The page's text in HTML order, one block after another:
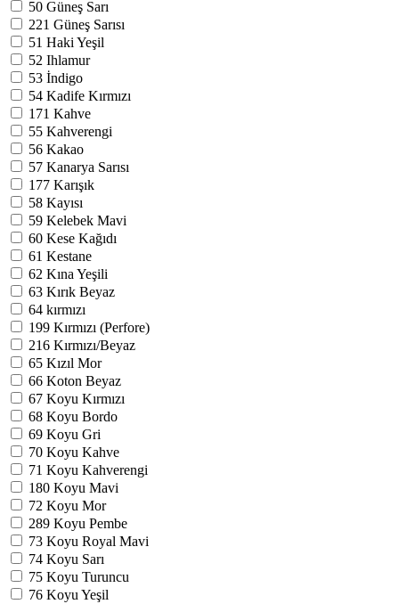
50 Güneş Sarı
221 Güneş Sarısı
51 Haki Yeşil
52 Ihlamur
53 İndigo
54 Kadife Kırmızı
171 Kahve
55 Kahverengi
56 Kakao
57 Kanarya Sarısı
177 Karışık
58 Kayısı
59 Kelebek Mavi
60 Kese Kağıdı
61 Kestane
62 Kına Yeşili
63 Kırık Beyaz
64 kırmızı
199 Kırmızı (Perfore)
216 Kırmızı/Beyaz
65 Kızıl Mor
66 Koton Beyaz
67 Koyu Kırmızı
68 Koyu Bordo
69 Koyu Gri
70 Koyu Kahve
71 Koyu Kahverengi
180 Koyu Mavi
72 Koyu Mor
289 Koyu Pembe
73 Koyu Royal Mavi
74 Koyu Sarı
75 Koyu Turuncu
76 Koyu Yeşil